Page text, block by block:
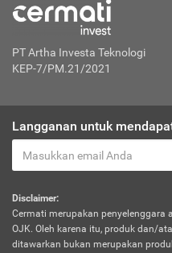
PT Artha Investa Teknologi
KEP-7/PM.21/2021
Langganan untuk
Disclaimer:
Cermati merupakan penyelenggara
OJK. Oleh karena itu, produk dan/
ditawarkan bukan merupakan